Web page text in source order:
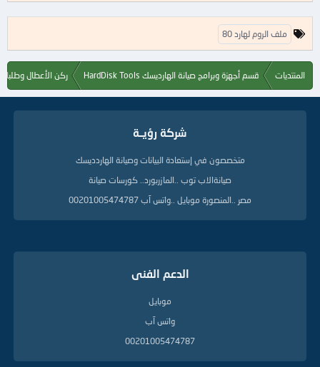
ا
ل
م
ا
ملف الروم لهارد 80
المنتديات قسم أجهزة وبرامج صيانة الهارديسك HardDisk Tools ركن الأعطال وطلبات
شركة رؤيــة
متخصصون في إستعادة البيانات وصيانة الهاردديسك
صيانةالاب توب ..المازربورد.. كورسات صيانة
مصر ..المنصورة موبايل ..واتس آب 00201005474787
الدعم الفنى
موبايل
واتس آب
00201005474787